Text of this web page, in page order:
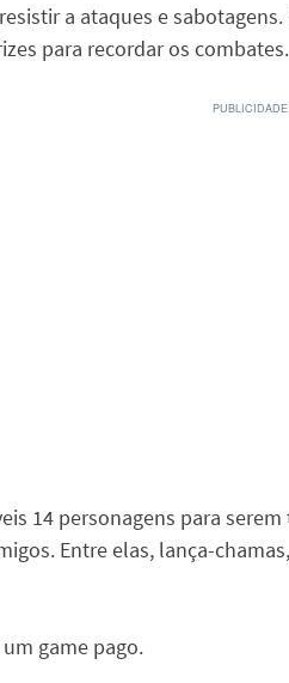
a ataques e
para recordar os combates.
14 personagens para
Entre elas, lança-
game pago.